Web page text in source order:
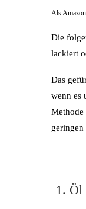
Als
Die
lackiert
Das
wenn es
geringen
1. Öl